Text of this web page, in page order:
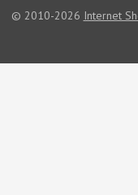
© 2010-2026 Internet